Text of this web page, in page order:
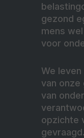
gezond
mens
voor
We
van onze
van
opzichte